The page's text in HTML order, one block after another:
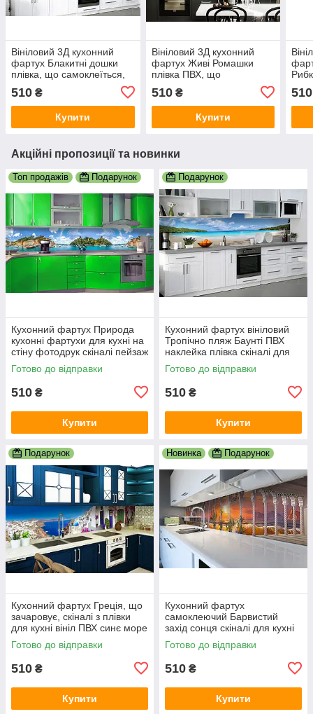
Вініловий 3Д кухонний
фартух Блакитні дошки
плівка, що самоклеїться,
ПВХ скіналі квіти Текстури
600х2000 мм
510 ₴
Купити
Вініловий 3Д кухонний
фартух Живі Ромашки
плівка ПВХ, що
самоклеїться, скіналі Квіти
Зелений 600х2000 мм
510₴
Купити
510
Акційні пропозиції та новинки
Топ продажів Подарунок
Кухонний фартух Природа
кухонні фартухи для кухні на
стіну фотодрук скіналі пейзаж
600х2000 мм
Готово до відправки
510 ₴
Купити
Подарунок
Кухонний фартух вініловий
Тропічно пляж Баунті ПВХ
наклейка плівка скіналі для
кухні блакитний 600х2000 мм
Готово до відправки
510 ₴
Купити
Подарунок
Кухонний фартух Греція, що
зачаровує, скіналі з плівки
для кухні вініл ПВХ синє море
білі будинки 600х2000 мм
Готово до відправки
510 ₴
Купити
Новинка Подарунок
Кухонний фартух
самоклеючий Барвистий
захід сонця скіналі для кухні
наклейка ПВХ колони море
корабель 600х2000 мм
Готово до відправки
510 ₴
Купити